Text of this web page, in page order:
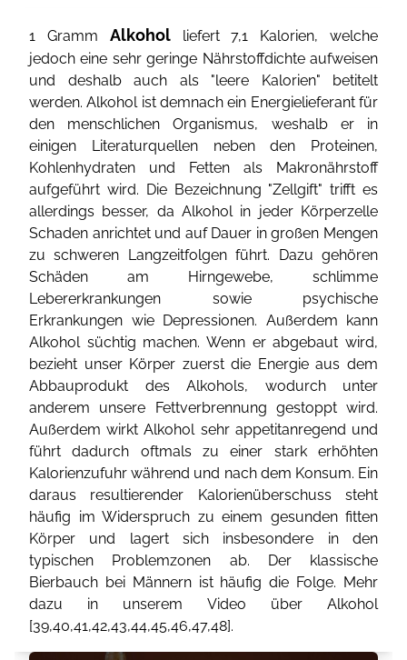
1 Gramm Alkoholliefert 7,1 Kalorien, welche
jedoch eine sehr geringe Nährstoffdichte aufweisen
und deshalb auch als "leere Kalorien" betitelt
werden. Alkohol ist demnach ein Energielieferant für
den menschlichen Organismus, weshalb er in
einigen Literaturquellen neben den Proteinen,
Kohlenhydraten und Fetten als Makronährstoff
aufgeführt wird. Die Bezeichnung "Zellgift" trifft es
allerdings besser, da Alkohol in jeder Körperzelle
Schaden anrichtet und auf Dauer in großen Mengen
zu schweren Langzeitfolgen führt. Dazu gehören
Schäden am Hirngewebe, schlimme
Lebererkrankungen sowie psychische
Erkrankungen wie Depressionen. Außerdem kann
Alkohol süchtig machen. Wenn er abgebaut wird,
bezieht unser Körper zuerst die Energie aus dem
Abbauprodukt des Alkohols, wodurch unter
anderem unsere Fettverbrennung gestoppt wird.
Außerdem wirkt Alkohol sehr appetitanregend und
führt dadurch oftmals zu einer stark erhöhten
Kalorienzufuhr während und nach dem Konsum. Ein
daraus resultierender Kalorienüberschuss steht
häufig im Widerspruch zu einem gesunden fitten
Körper und lagert sich insbesondere in den
typischen Problemzonen ab. Der klassische
Bierbauch bei Männern ist häufig die Folge. Mehr
dazu in unserem Video über Alkohol
[39,40,41,42,43,44,45,46,47,48].